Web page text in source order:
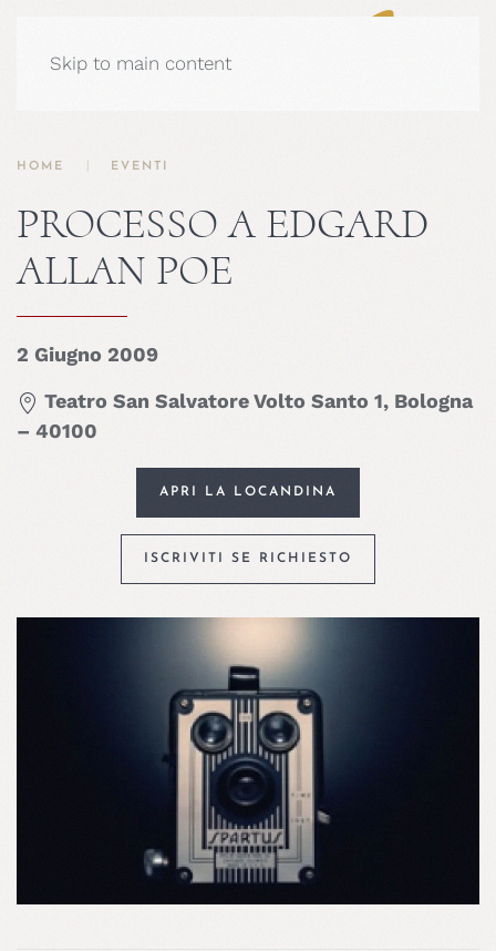
Skip to main content
HOME EVENTI
PROCESSO A EDGARD
ALLAN POE
2 Giugno 2009
Teatro San Salvatore Volto Santo 1, Bologna
– 40100
APRI LA LOCANDINA
ISCRIVITI SE RICHIESTO